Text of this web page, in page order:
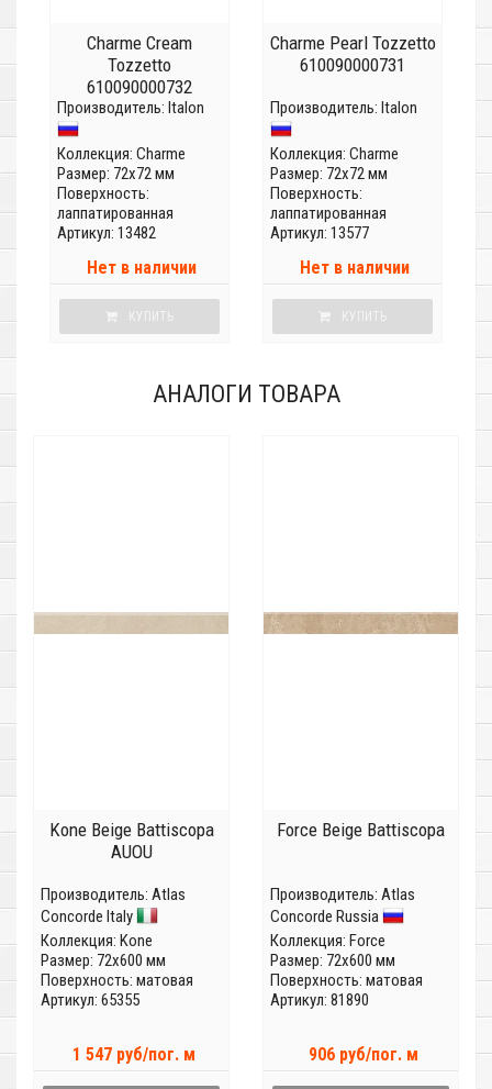
Charme Cream
Tozzetto
610090000732
Производитель: Italon
Коллекция: Charme
Размер: 72x72 мм
Поверхность:
лаппатированная
Артикул: 13482
Нет в наличии
КУПИТЬ
Charme Pearl Tozzetto
610090000731
Производитель: Italon
Коллекция: Charme
Размер: 72x72 мм
Поверхность:
лаппатированная
Артикул: 13577
Нет в наличии
КУПИТЬ
АНАЛОГИ ТОВАРА
Kone Beige Battiscopa
AUOU
Производитель: Atlas
Concorde Italy
Коллекция: Kone
Размер: 72x600 мм
Поверхность: матовая
Артикул: 65355
1 547 руб/пог. м
Force Beige Battiscopa
Производитель: Atlas
Concorde Russia
Коллекция: Force
Размер: 72x600 мм
Поверхность: матовая
Артикул: 81890
906 руб/пог. м